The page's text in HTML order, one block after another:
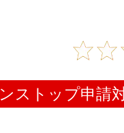
ストップ申請